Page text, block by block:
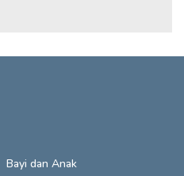
Bayi dan Anak